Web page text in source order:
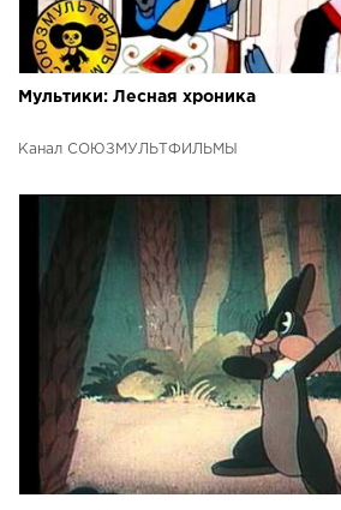
Мультики: Лесная хроника
Канал СОЮЗМУЛЬТФИЛЬМЫ